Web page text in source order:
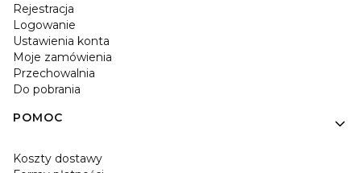
Rejestracja
Logowanie
Ustawienia konta
Moje zamówienia
Przechowalnia
Do pobrania
POMOC
Koszty dostawy